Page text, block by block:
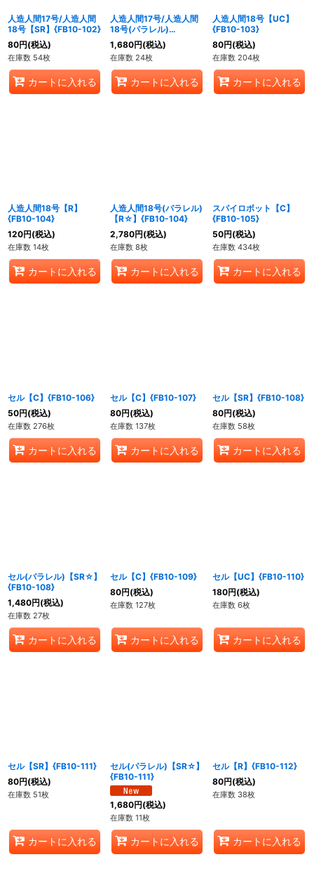
人造人間17号/人造人間
18号【SR】{FB10-102}
80円(税込)
在庫数 54枚
カートに入れる
人造人間17号/人造人間
18号(パラレル)
【SR☆】{FB10-102}
1,680円(税込)
在庫数 24枚
カートに入れる
人造人間18号【UC】
{FB10-103}
80円(税込)
在庫数 204枚
カートに入れる
人造人間18号【R】
{FB10-104}
120円(税込)
在庫数 14枚
カートに入れる
人造人間18号(パラレル)
【R☆】{FB10-104}
2,780円(税込)
在庫数 8枚
カートに入れる
スパイロボット【C】
{FB10-105}
50円(税込)
在庫数 434枚
カートに入れる
セル【C】{FB10-106}
50円(税込)
在庫数 276枚
カートに入れる
セル【C】{FB10-107}
80円(税込)
在庫数 137枚
カートに入れる
セル【SR】{FB10-108}
80円(税込)
在庫数 58枚
カートに入れる
セル(パラレル)【SR☆】
{FB10-108}
1,480円(税込)
在庫数 27枚
カートに入れる
セル【C】{FB10-109}
80円(税込)
在庫数 127枚
カートに入れる
セル【UC】{FB10-110}
180円(税込)
在庫数 6枚
カートに入れる
セル【SR】{FB10-111}
80円(税込)
在庫数 51枚
カートに入れる
セル(パラレル)【SR☆】
{FB10-111}
1,680円(税込)
在庫数 11枚
カートに入れる
セル【R】{FB10-112}
80円(税込)
在庫数 38枚
カートに入れる